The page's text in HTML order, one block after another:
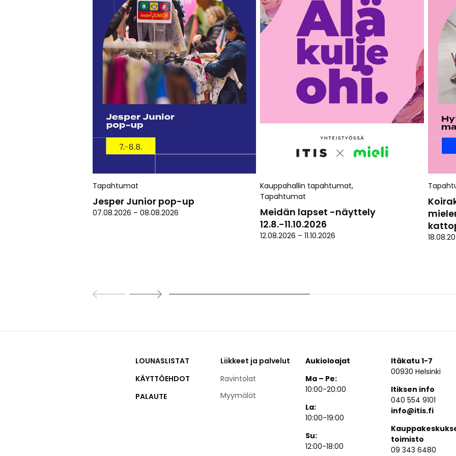
Tapahtumat
Jesper Junior pop-up
07.08.2026 – 08.08.2026
Kauppahallin tapahtumat,
Tapahtumat
Meidän lapset -näyttely
12.8.-11.10.2026
12.08.2026 –11.10.2026
LOUNASLISTAT
KÄYTTÖEHDOT
PALAUTE
Liikkeet ja palvelut
Ravintolat
Myymälät
Aukioloajat
Ma – Pe:
10:00-20:00
La:
10:00-19:00
Su:
12:00-18:00
Itäkatu 1-7
00930 Helsinki
Itiksen info
040 554 9101
info@itis.fi
toimisto
09 343 6480